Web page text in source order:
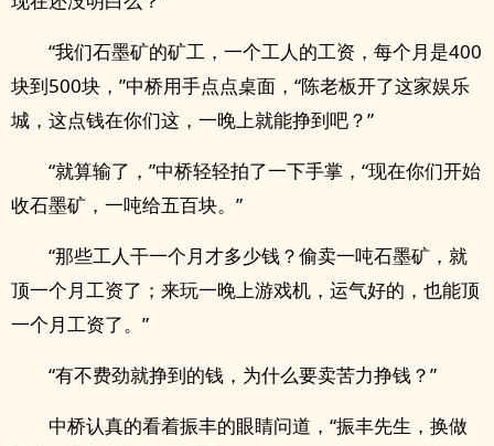
“我们石墨矿的矿工，一个工人的工资，每个月是400
块到500块，”中桥用手点点桌面，“陈老板开了这家娱乐
城，这点钱在你们这，一晚上就能挣到吧？”
“就算输了，”中桥轻轻拍了一下手掌，“现在你们开始
收石墨矿，一吨给五百块。”
“那些工人干一个月才多少钱？偷卖一吨石墨矿，就
顶一个月工资了；来玩一晚上游戏机，运气好的，也能顶
一个月工资了。”
“有不费劲就挣到的钱，为什么要卖苦力挣钱？”
中桥认真的看着振丰的眼睛问道，“振丰先生，换做